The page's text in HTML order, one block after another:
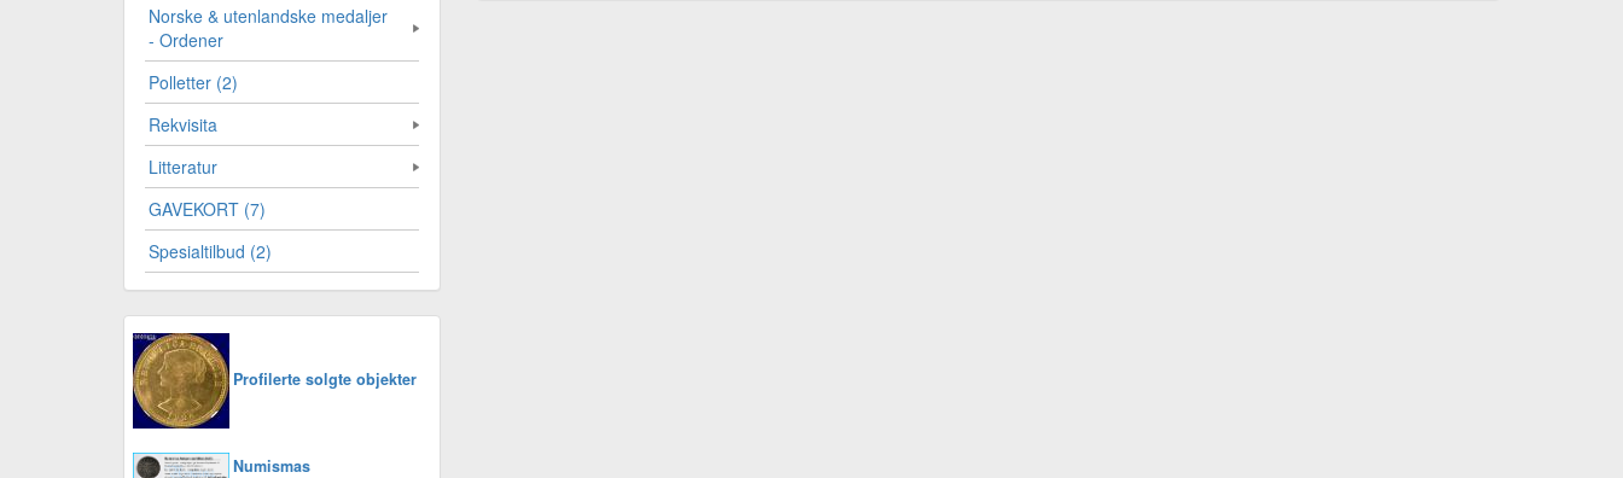
Norske & utenlandske medaljer
- Ordener
Polletter (2)
Rekvisita
Litteratur
GAVEKORT (7)
Spesialtilbud (2)
Profilerte solgte objekter
Numismas